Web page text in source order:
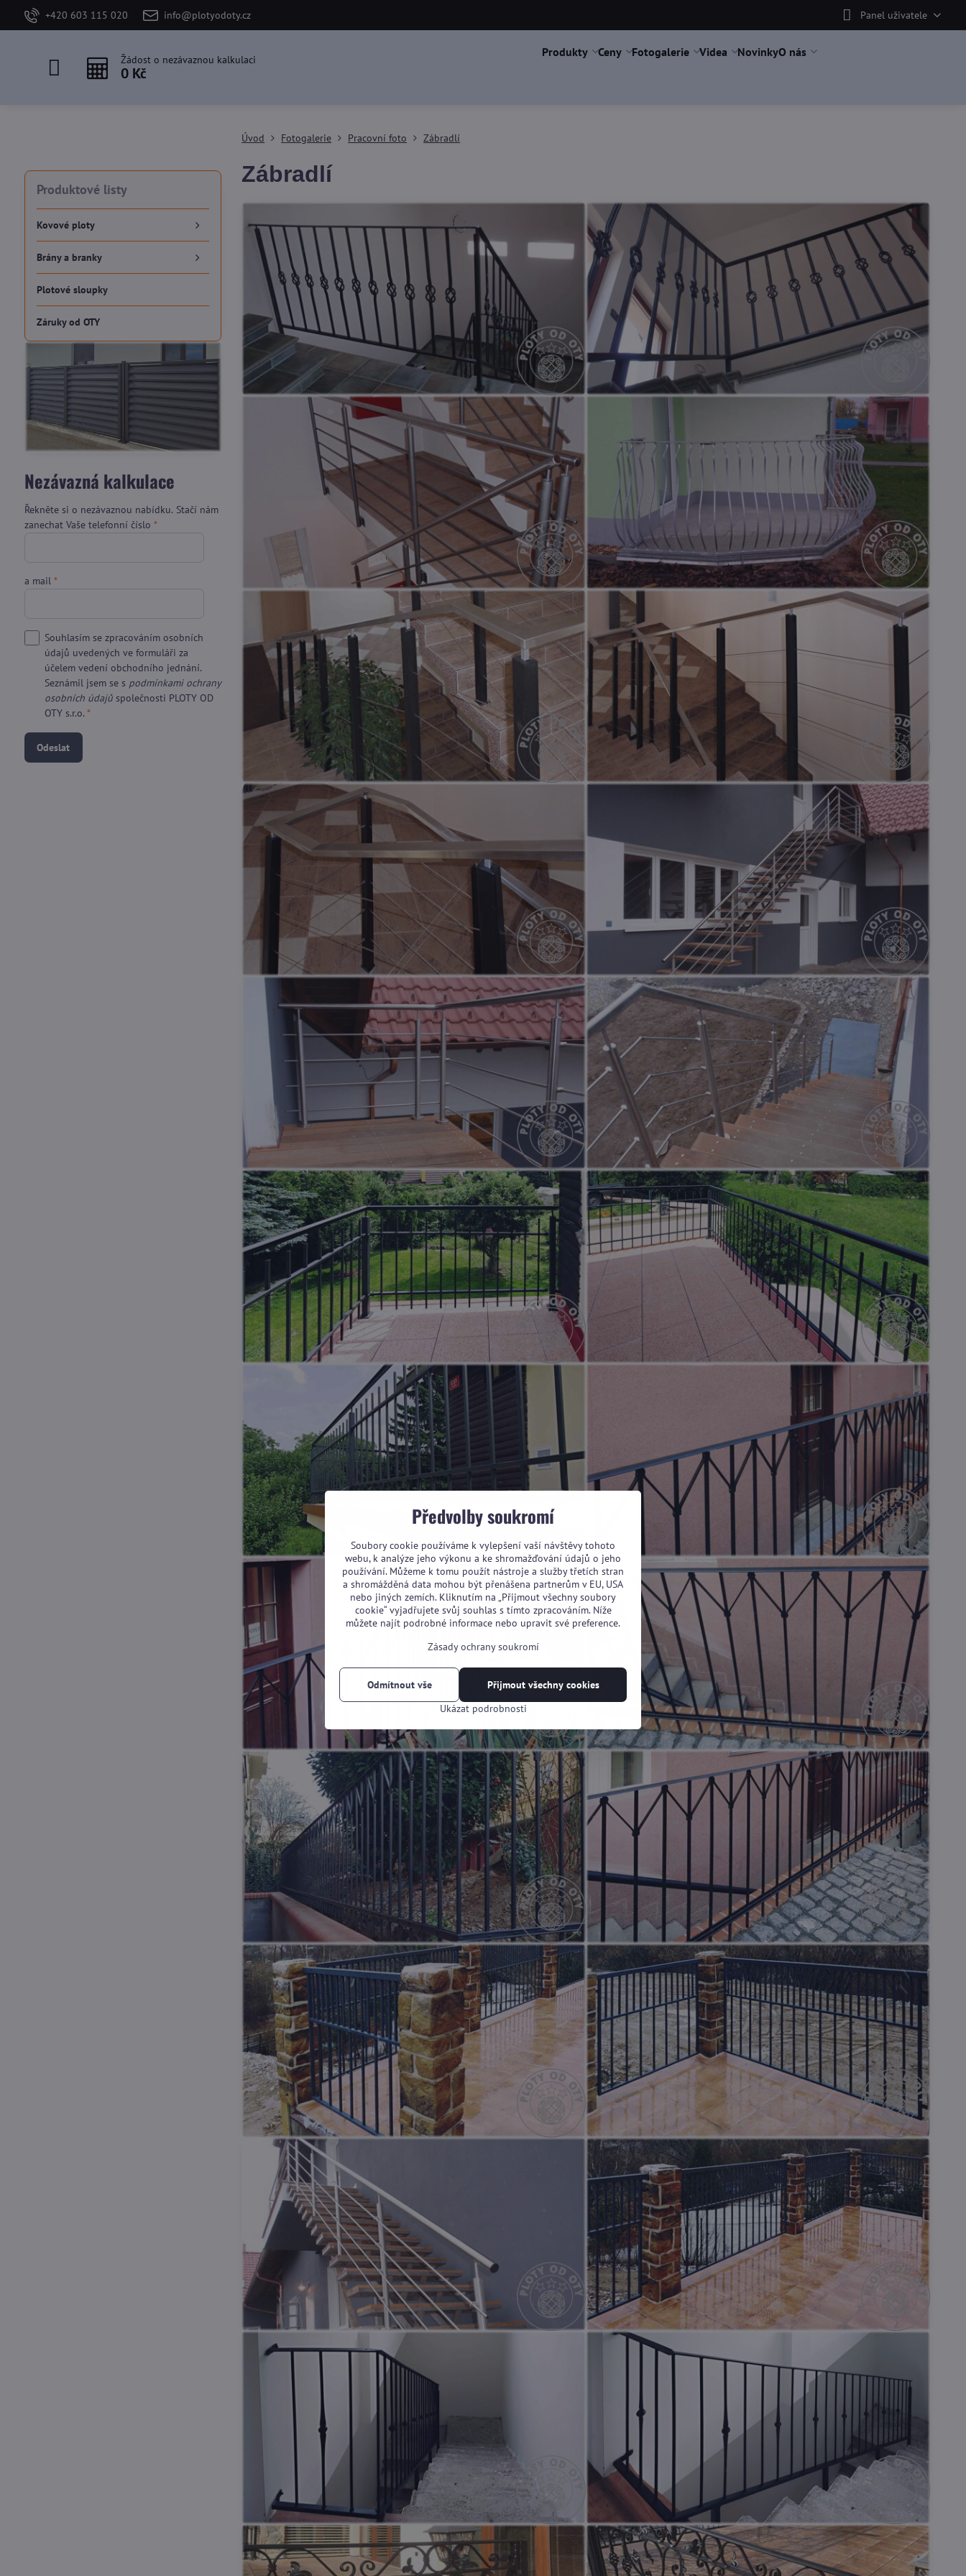
+420 603 115 020 info@plotyodoty.cz Panel uživatele
Žádost o nezávaznou kalkulaci
0 Kč
Produkty Ceny Fotogalerie Videa NovinkyO nás
Úvod Fotogalerie Pracovní foto Zábradlí
Zábradlí
Produktové listy
Kovové ploty
Brány a branky
Plotové sloupky
Záruky od OTY
Nezávazná kalkulace
Řekněte si o nezávaznou nabídku. Stačí nám
zanechat Vaše telefonní číslo *
a mail *
Souhlasím se zpracováním osobních
údajů uvedených ve formuláři za
účelem vedení obchodního jednání.
Seznámil jsem se s podmínkami ochrany
osobních údajů společnosti PLOTY OD
OTY s.r.o. *
Odeslat
Předvolby soukromí
Soubory cookie používáme k vylepšení vaší návštěvy tohoto
webu, k analýze jeho výkonu a ke shromažďování údajů o jeho
používání. Můžeme k tomu použít nástroje a služby třetích stran
a shromážděná data mohou být přenášena partnerům v EU, USA
nebo jiných zemích. Kliknutím na „Přijmout všechny soubory
cookie“ vyjadřujete svůj souhlas s tímto zpracováním. Níže
můžete najít podrobné informace nebo upravit své preference.
Zásady ochrany soukromí
Ukázat podrobnosti
Přijmout všechny cookies
Odmítnout vše